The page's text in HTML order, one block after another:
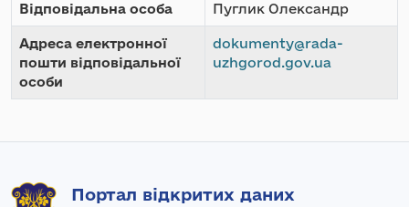
Відповідальна особа Пуглик Олександр
Адреса електронної
пошти відповідальної
особи
dokumenty@rada-
uzhgorod.gov.ua
Портал відкритих даних